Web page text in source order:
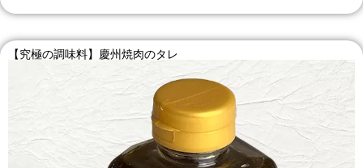
【究極の調味料】慶州焼肉のタレ